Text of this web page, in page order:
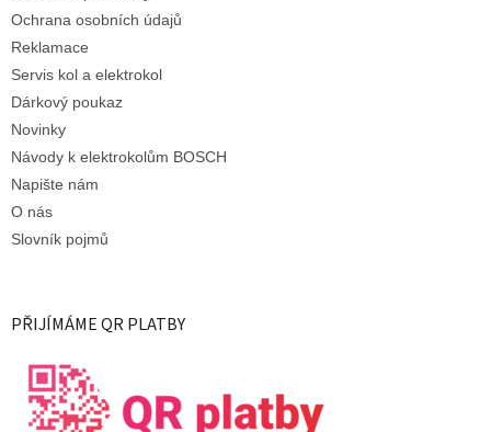
Ochrana osobních údajů
Reklamace
Servis kol a elektrokol
Dárkový poukaz
Novinky
Návody k elektrokolům BOSCH
Napište nám
O nás
Slovník pojmů
PŘIJÍMÁME QR PLATBY